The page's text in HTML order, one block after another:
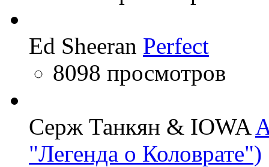
Ed Sheeran Perfect
8098 просмотров
Серж Танкян & IOWA
"Легенда о Коловрате")